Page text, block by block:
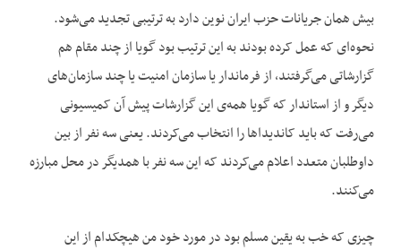
بیش همان جریانات حزب ایران نوین دارد به ترتیبی تجدید می‌شود.
نحوه‌ای که عمل کرده بودند به این ترتیب بود گویا از چند مقام هم
گزارشاتی می‌گرفتند، از فرماندار یا سازمان امنیت یا چند سازمان‌‌های
دیگر و از استاندار که گویا همه‌ی این گزارشات پیش آن کمیسیونی
می‌رفت که باید کاندیدا‌ها را انتخاب می‌کردند. یعنی سه نفر از بین
داوطلبان متعدد اعلام می‌کردند که این سه نفر با همدیگر در محل مبارزه
می‌کنند.
چیزی که خب به یقین مسلم بود در مورد خود من هیچکدام از این